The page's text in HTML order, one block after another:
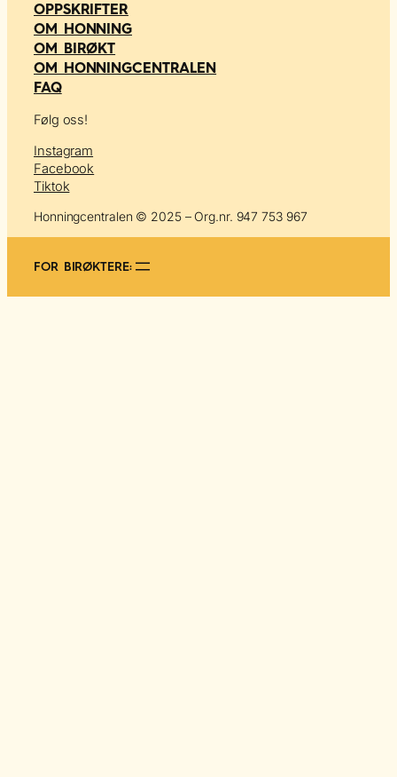
OPPSKRIFTER
OM HONNING
OM BIRØKT
OM HONNINGCENTRALEN
FAQ
Følg oss!
Instagram
Facebook
Tiktok
Honningcentralen © 2025 – Org.nr. 947 753 967
FOR BIRØKTERE: